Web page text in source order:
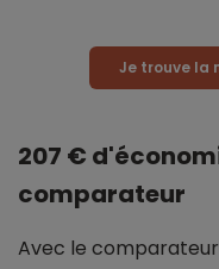
Je trouve la
207 €
comparateur
Avec le